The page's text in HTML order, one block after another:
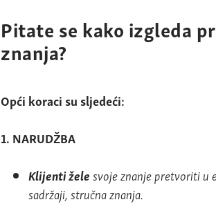
Pitate se kako izgleda
znanja?
Opći koraci su sljedeći:
1. NARUDŽBA
Klijenti želesvoje znanje pretvoriti u
sadržaji, stručna znanja.